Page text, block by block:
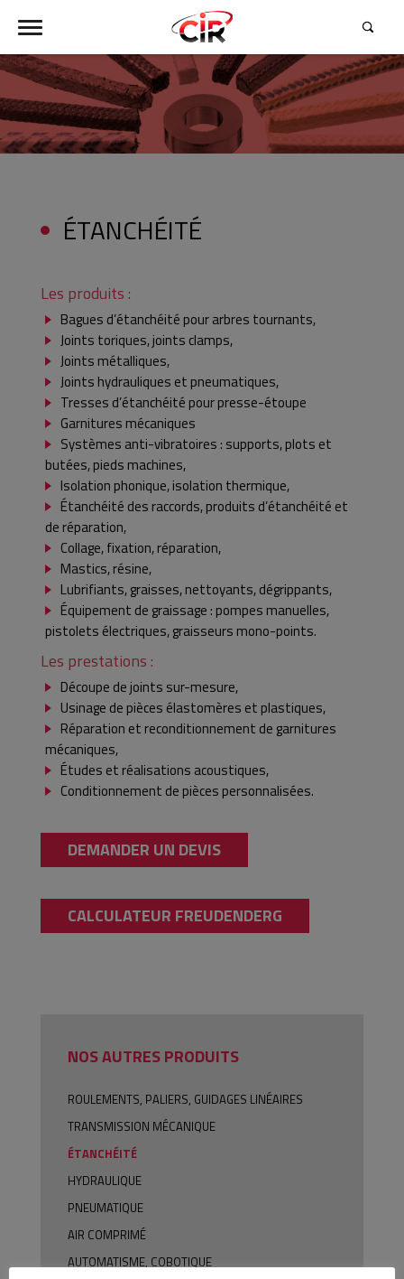
ÉTANCHÉITÉ
Les produits :
Bagues d’étanchéité pour arbres tournants,
Joints toriques, joints clamps,
Joints métalliques,
Joints hydrauliques et pneumatiques,
Tresses d’étanchéité pour presse-étoupe
Garnitures mécaniques
Systèmes anti-vibratoires : supports, plots et
butées, pieds machines,
Isolation phonique, isolation thermique,
Étanchéité des raccords, produits d’étanchéité et
de réparation,
Collage, fixation, réparation,
Mastics, résine,
Lubrifiants, graisses, nettoyants, dégrippants,
Équipement de graissage : pompes manuelles,
pistolets électriques, graisseurs mono-points.
Les prestations :
Découpe de joints sur-mesure,
Usinage de pièces élastomères et plastiques,
Réparation et reconditionnement de garnitures
mécaniques,
Études et réalisations acoustiques,
Conditionnement de pièces personnalisées.
DEMANDER UN DEVIS
CALCULATEUR FREUDENDERG
NOS AUTRES PRODUITS
ROULEMENTS, PALIERS, GUIDAGES LINÉAIRES
TRANSMISSION MÉCANIQUE
ÉTANCHÉITÉ
HYDRAULIQUE
PNEUMATIQUE
AIR COMPRIMÉ
AUTOMATISME, COBOTIQUE